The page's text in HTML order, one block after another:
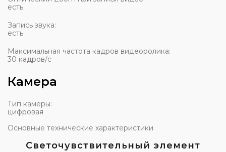
есть
Запись звука:
есть
Максимальная частота кадров видеоролика:
30 кадров/с
Камера
Тип камеры:
цифровая
Основные технические характеристики
Светочувствительный элемент